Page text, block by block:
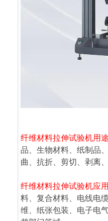
纤维材料拉伸试验机用
品、生物材料、纸制品
曲、抗折、剪切、剥离
纤维材料拉伸试验机应
料、复合材料、电线电
维、纸张包装、电子电